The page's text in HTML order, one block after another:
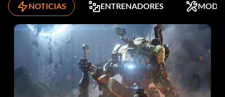
NOTICIAS ENTRENADORES MODS